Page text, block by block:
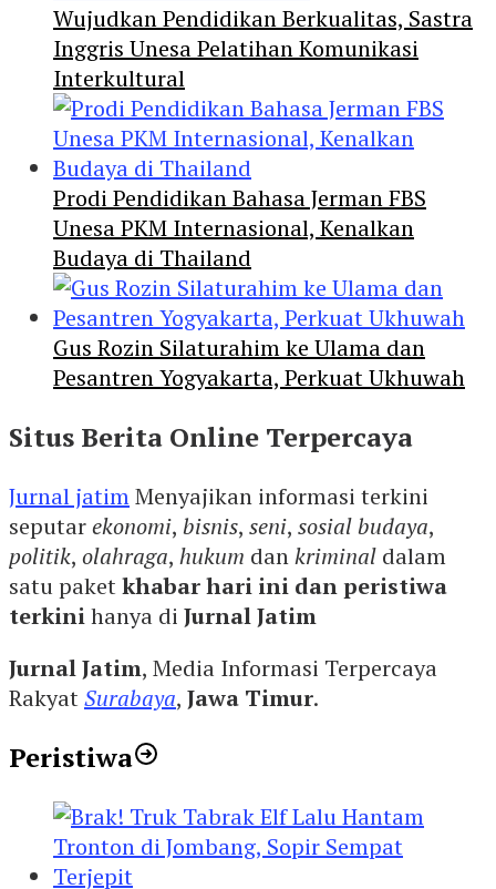
Wujudkan Pendidikan Berkualitas, Sastra
Inggris Unesa Pelatihan Komunikasi
Interkultural
Prodi Pendidikan Bahasa Jerman FBS
Unesa PKM Internasional, Kenalkan
Budaya di Thailand
Gus Rozin Silaturahim ke Ulama dan
Pesantren Yogyakarta, Perkuat Ukhuwah
Situs Berita Online Terpercaya
Jurnal jatimMenyajikan informasi terkini
seputarekonomi, bisnis, seni, sosial budaya,
politik, olahraga, hukum dankriminal dalam
satu paketkhabar hari ini dan peristiwa
terkinihanya di Jurnal Jatim
Jurnal Jatim, Media Informasi Terpercaya
RakyatSurabaya, Jawa Timur.
Peristiwa